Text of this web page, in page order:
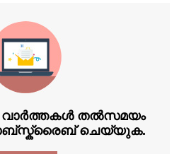
വാർത്തകൾ തൽസമയം
ചെയ്യുക.